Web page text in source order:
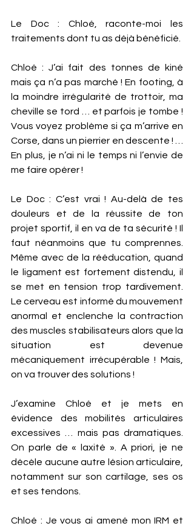
Le Doc : Chloé, raconte-moi les
traitements dont tu as déjà bénéficié.
Chloé : J’ai fait des tonnes de kiné
mais ça n’a pas marché ! En footing, à
la moindre irrégularité de trottoir, ma
cheville se tord … et parfois je tombe !
Vous voyez problème si ça m’arrive en
Corse, dans un pierrier en descente ! …
En plus, je n’ai ni le temps ni l’envie de
me faire opérer !
Le Doc : C’est vrai ! Au-delà de tes
douleurs et de la réussite de ton
projet sportif, il en va de ta sécurité ! Il
faut néanmoins que tu comprennes.
Même avec de la rééducation, quand
le ligament est fortement distendu, il
se met en tension trop tardivement.
Le cerveau est informé du mouvement
anormal et enclenche la contraction
des muscles stabilisateurs alors que la
situation est devenue
mécaniquement irrécupérable ! Mais,
on va trouver des solutions !
J’examine Chloé et je mets en
évidence des mobilités articulaires
excessives … mais pas dramatiques.
On parle de « laxité ». A priori, je ne
décèle aucune autre lésion articulaire,
notamment sur son cartilage, ses os
et ses tendons.
Chloé : Je vous ai amené mon IRM et